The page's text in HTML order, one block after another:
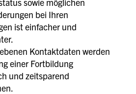
bei Ihren
ist einfacher und
Kontaktdaten werden
einer Fortbildung
und zeitsparend